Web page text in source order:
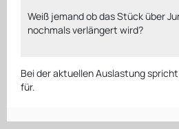
Weiß jemand ob das Stück über
nochmals verlängert wird?
Bei der aktuellen Auslastung
für.